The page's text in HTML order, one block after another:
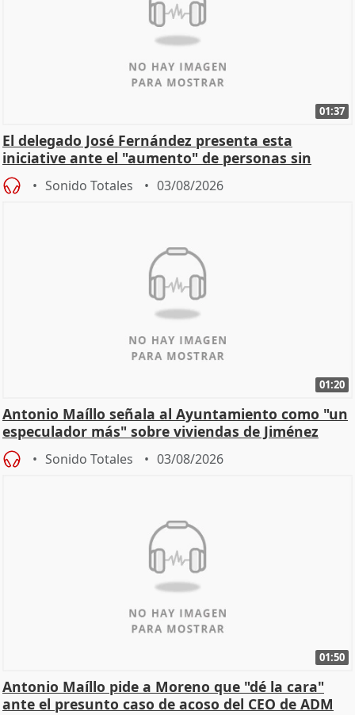
01:37
El delegado José Fernández presenta esta
iniciative ante el "aumento" de personas sin
hogar en Madri
Sonido Totales 03/08/2026
01:20
Antonio Maíllo señala al Ayuntamiento como "un
especulador más" sobre viviendas de Jiménez
Becerril
Sonido Totales 03/08/2026
01:50
Antonio Maíllo pide a Moreno que "dé la cara"
ante el presunto caso de acoso del CEO de ADM